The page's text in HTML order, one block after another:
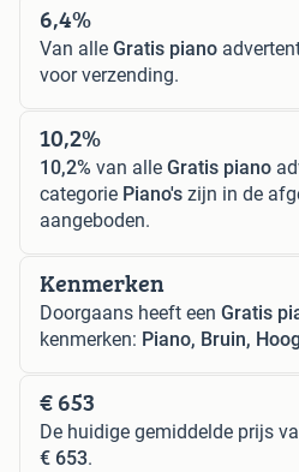
6,4%
Van alle Gratis piano
voor verzending.
10,2%
10,2% van alle Gratis piano
categorie Piano's zijn in de
aangeboden.
Kenmerken
Doorgaans heeft een Gratis
kenmerken: Piano, Bruin,
€ 653
De huidige gemiddelde prijs
€ 653.